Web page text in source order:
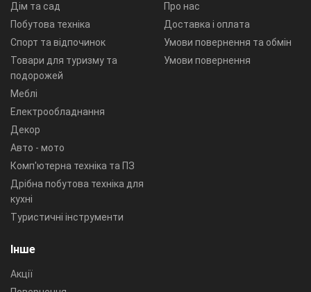
Дім та сад
Побутова техніка
Спорт та відпочинок
Товари для туризму та
подорожей
Меблі
Електрообладнання
Декор
Авто - мото
Комп'ютерна техніка та ПЗ
Дрібна побутова техніка для
кухні
Туристичні інструменти
Про нас
Доставка і оплата
Умови повернення та обмін
Умови повернення
Інше
Акції